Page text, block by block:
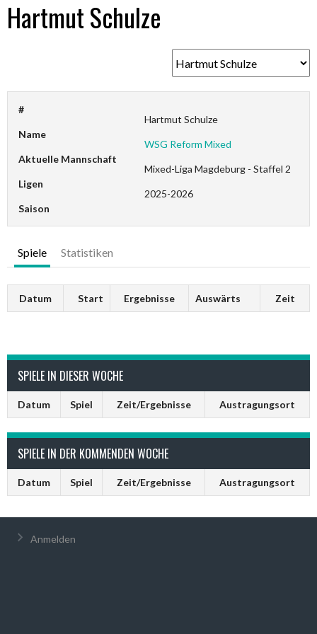
Hartmut Schulze
#
Name
Hartmut Schulze
Aktuelle Mannschaft
WSG Reform Mixed
Ligen
Mixed-Liga Magdeburg - Staffel 2
Saison
2025-2026
Spiele Statistiken
Datum Start Ergebnisse Auswärts Zeit
SPIELE IN DIESER WOCHE
Datum Spiel Zeit/Ergebnisse Austragungsort
SPIELE IN DER KOMMENDEN WOCHE
Datum Spiel Zeit/Ergebnisse Austragungsort
Anmelden